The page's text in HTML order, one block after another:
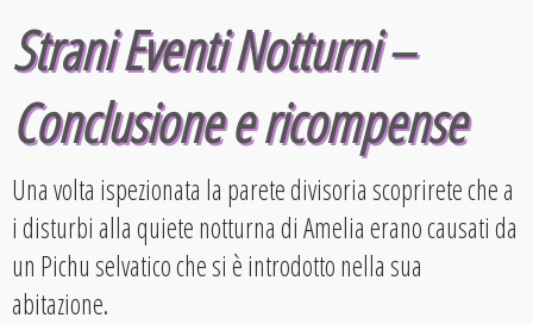
Strani Eventi Notturni –
Conclusione e ricompense
Una volta ispezionata la parete divisoria scoprirete che a
i disturbi alla quiete notturna di Amelia erano causati da
un Pichu selvatico che si è introdotto nella sua
abitazione.